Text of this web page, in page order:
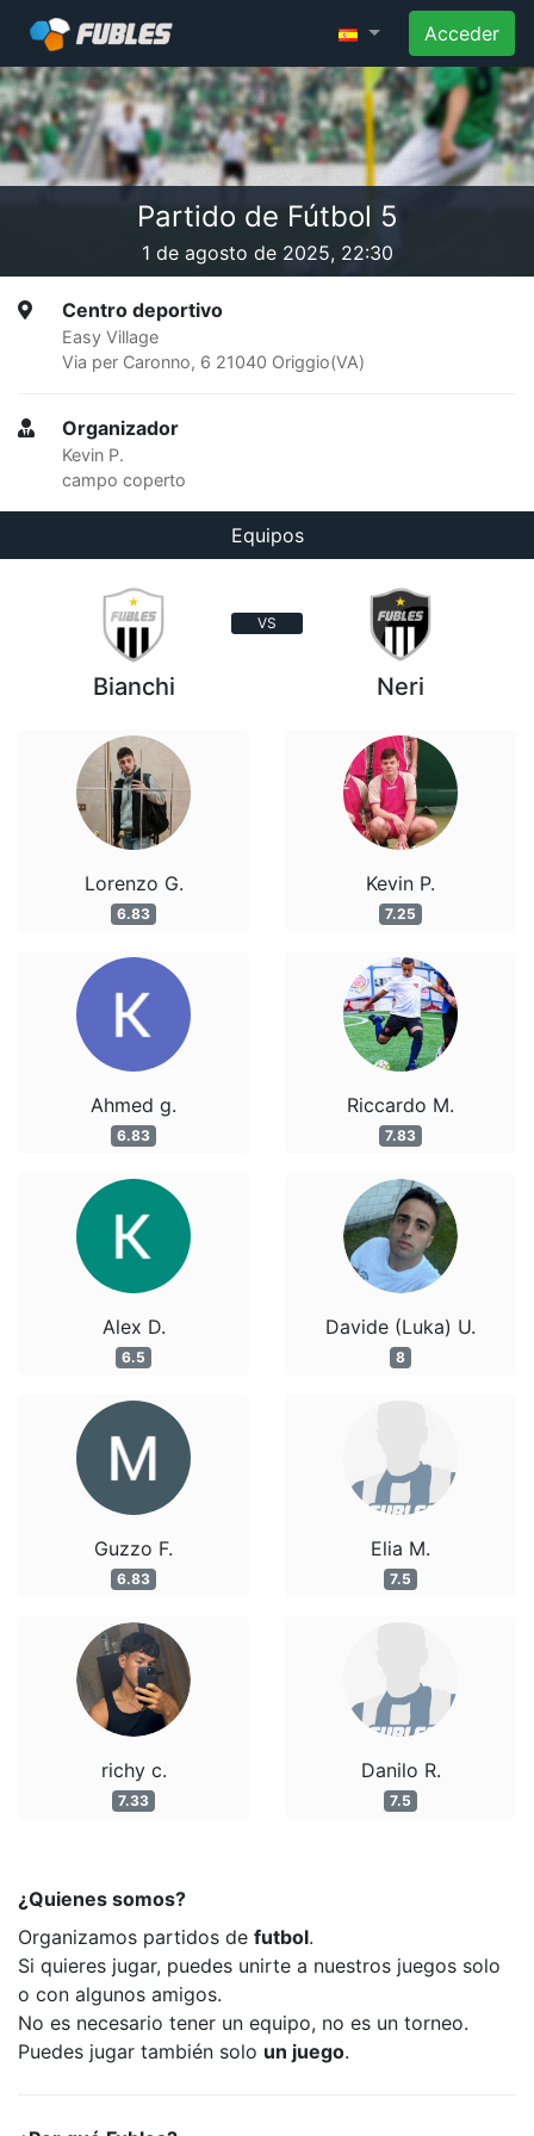
Acceder
Partido de Fútbol 5
1 de agosto de 2025, 22:30
Centro deportivo
Easy Village
Via per Caronno, 6 21040 Origgio(VA)
Organizador
Kevin P.
campo coperto
Equipos
VS
Bianchi
Lorenzo G.
6.83
Ahmed g.
6.83
Alex D.
6.5
Guzzo F.
6.83
richy c.
7.33
Neri
Kevin P.
7.25
Riccardo M.
7.83
Davide (Luka) U.
8
Elia M.
7.5
Danilo R.
7.5
¿Quienes somos?
Organizamos partidos de futbol.
Si quieres jugar, puedes unirte a nuestros juegos solo
o con algunos amigos.
No es necesario tener un equipo, no es un torneo.
Puedes jugar también solo un juego.